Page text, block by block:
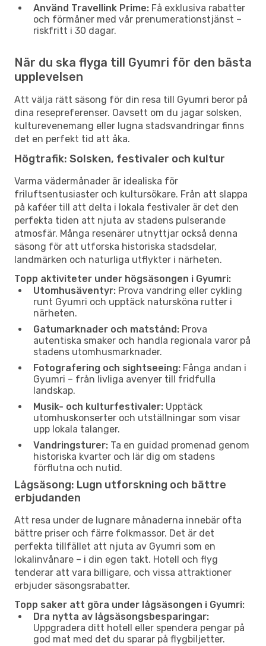
Använd Travellink Prime: Få exklusiva rabatter
och förmåner med vår prenumerationstjänst –
riskfritt i 30 dagar.
När du ska flyga till Gyumri för den bästa
upplevelsen
Att välja rätt säsong för din resa till Gyumri beror på
dina resepreferenser. Oavsett om du jagar solsken,
kulturevenemang eller lugna stadsvandringar finns
det en perfekt tid att åka.
Högtrafik: Solsken, festivaler och kultur
Varma vädermånader är idealiska för
friluftsentusiaster och kultursökare. Från att slappa
på kaféer till att delta i lokala festivaler är det den
perfekta tiden att njuta av stadens pulserande
atmosfär. Många resenärer utnyttjar också denna
säsong för att utforska historiska stadsdelar,
landmärken och naturliga utflykter i närheten.
Topp aktiviteter under högsäsongen i Gyumri:
Utomhusäventyr: Prova vandring eller cykling
runt Gyumri och upptäck natursköna rutter i
närheten.
Gatumarknader och matstånd: Prova
autentiska smaker och handla regionala varor på
stadens utomhusmarknader.
Fotografering och sightseeing: Fånga andan i
Gyumri – från livliga avenyer till fridfulla
landskap.
Musik- och kulturfestivaler: Upptäck
utomhuskonserter och utställningar som visar
upp lokala talanger.
Vandringsturer: Ta en guidad promenad genom
historiska kvarter och lär dig om stadens
förflutna och nutid.
Lågsäsong: Lugn utforskning och bättre
erbjudanden
Att resa under de lugnare månaderna innebär ofta
bättre priser och färre folkmassor. Det är det
perfekta tillfället att njuta av Gyumri som en
lokalinvånare – i din egen takt. Hotell och flyg
tenderar att vara billigare, och vissa attraktioner
erbjuder säsongsrabatter.
Topp saker att göra under lågsäsongen i Gyumri:
Dra nytta av lågsäsongsbesparingar:
Uppgradera ditt hotell eller spendera pengar på
god mat med det du sparar på flygbiljetter.